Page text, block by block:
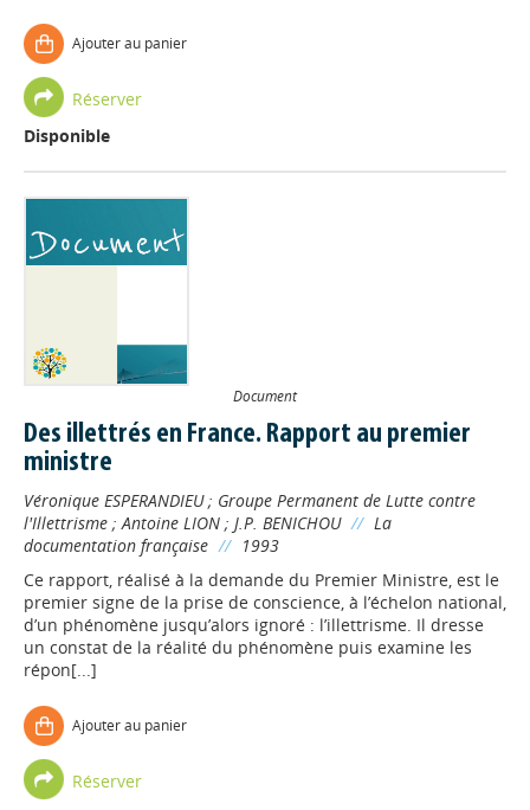
Ajouter au panier
Réserver
Disponible
Document
Des illettrés en France. Rapport au premier
ministre
Véronique ESPERANDIEU; Groupe Permanent de Lutte contre
l'Illettrisme ;Antoine LION ; J.P. BENICHOU // La
documentation française // 1993
Ce rapport, réalisé à la demande du Premier Ministre, est le
premier signe de la prise de conscience, à l’échelon national,
d’un phénomène jusqu’alors ignoré : l’illettrisme. Il dresse
un constat de la réalité du phénomène puis examine les
répon[...]
Ajouter au panier
Réserver